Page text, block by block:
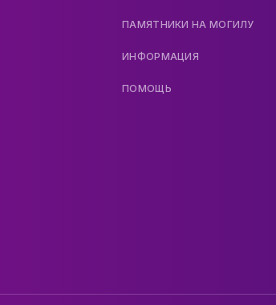
ПАМЯТНИКИ НА МОГИЛУ
ИНФОРМАЦИЯ
ПОМОЩЬ